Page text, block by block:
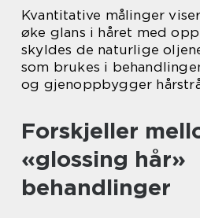
Kvantitative målinger
øke glans i håret med
skyldes de naturlige
som brukes i
og gjenoppbygger
Forskjeller
«glossing hår»
behandlinger